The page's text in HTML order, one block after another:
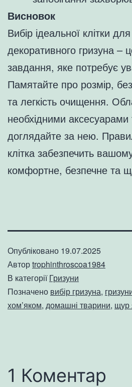
Висновок
Вибір ідеальної клітки
декоративного гризуна –
завдання, яке потребує
Памятайте про розмір,
та легкість очищення.
необхідними
доглядайте за нею.
клітка забезпечить
комфортне, безпечне та
Опубліковано 19.07.2025
Авторtrophinthroscoa1984
В категоріїГризуни
Позначено вибір гризуна,
хом’яком, домашні тварини, щур
1 Коментар